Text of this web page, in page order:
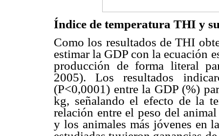
Índice de temperatura THI y
Como los resultados de THI
estimar la GDP con la ecuación
producción de forma literal
2005). Los resultados
(P<0,0001) entre la GDP (%)
kg, señalando el efecto de la
relación entre el peso del
y los animales más jóvenes en